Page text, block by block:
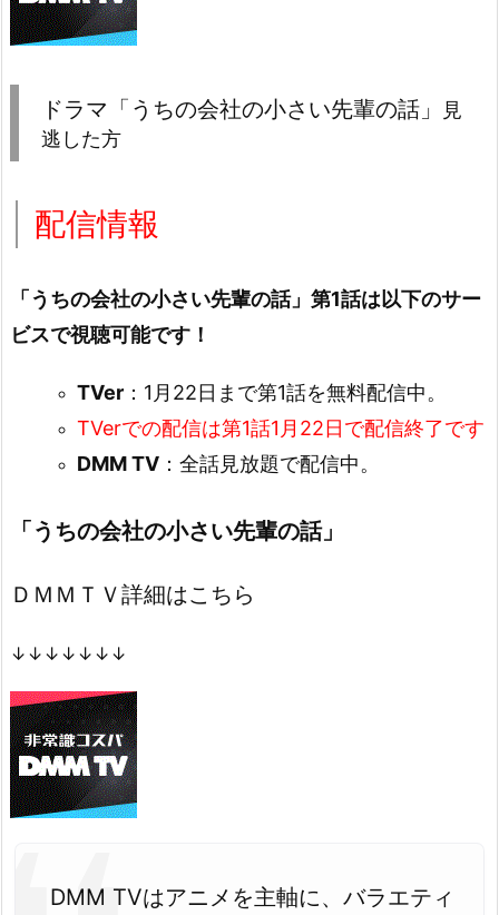
ドラマ「うちの会社の小さい先輩の話」
見
逃した方
配信情報
「うちの会社の小さい先輩の話」第1話は以下のサー
ビスで視聴可能です！
TVer ：1月22日まで第1話を無料配信中。
TVerでの配信は第1話1月22日で配信終了です
DMM TV ：全話見放題で配信中。
「うちの会社の小さい先輩の話」
ＤＭＭＴＶ詳細はこちら
↓↓↓↓↓↓↓
DMM TVはアニメを主軸に、バラエティ